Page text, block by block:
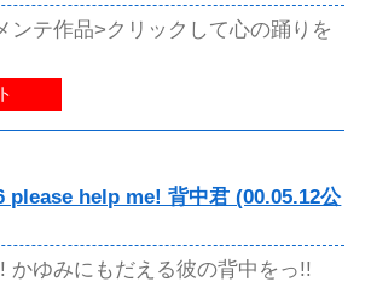
ンテ作品>クリックして心の踊りを
please help me! 背中君 (00.05.12公
かゆみにもだえる彼の背中をっ!!